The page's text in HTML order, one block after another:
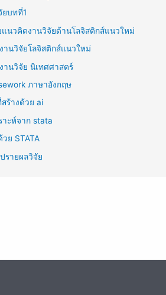
ยบทที่1
แนวคิดงานวิจัยด้านโลจิสติกส์แนวใหม่
านวิจัยโลจิสติกส์แนวใหม่
านวิจัย นิเทศศาสตร์
ภาษาอังกฤษ
ร้างด้วย ai
าะห์จาก stata
ย STATA
รายผลวิจัย